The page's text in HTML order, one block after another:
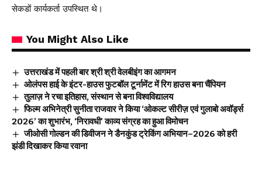
सेकडों कार्यकर्ता उपस्थित थे।
You Might Also Like
उत्तराखंड में पहली बार श्री श्री वेलबीइंग का आगमन
ओलंपस हाई के इंटर-हाउस फुटबॉल टूर्नामेंट में रिग हाउस बना चैंपियन
तुलाज़ ने रचा इतिहास, संस्थान से बना विश्वविद्यालय
फिल्म अभिनेत्री सुनीता राजवार ने किया ‘ओकल्ट सीरीज़ एवं गुलाबो अवॉर्ड्स
2026’ का शुभारंभ, ‘निरावधी’ काव्य संग्रह का हुआ विमोचन
जीओसी गोल्डन की डिवीजन ने डैनकुंड ट्रेकिंग अभियान–2026 को हरी
झंडी दिखाकर किया रवाना